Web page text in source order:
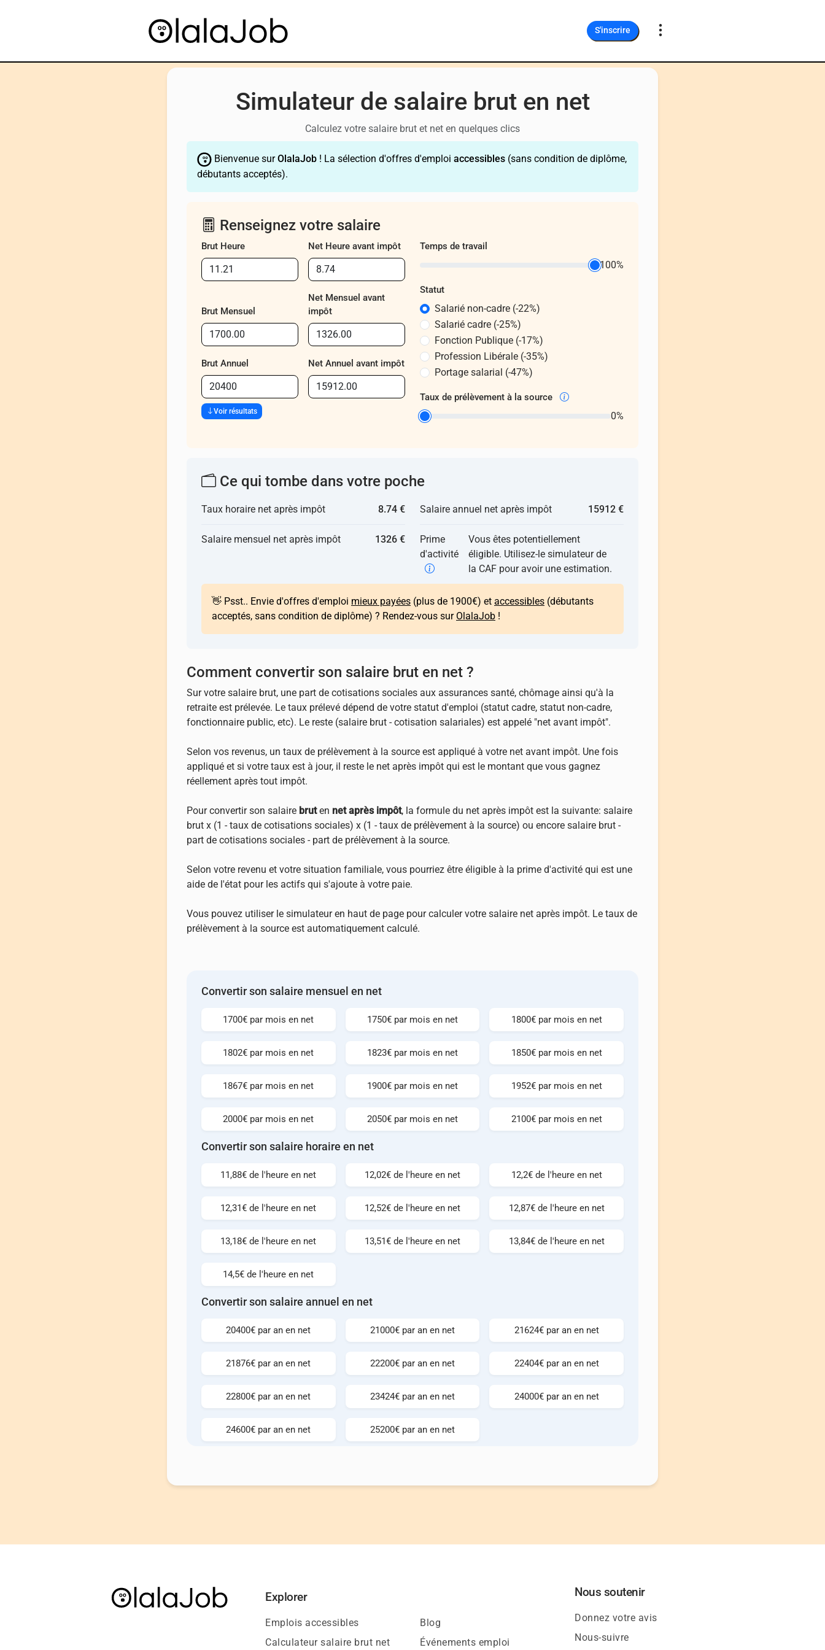
S'inscrire
Simulateur de salaire brut en net
Calculez votre salaire brut et net en quelques clics
Bienvenue surOlalaJob! La sélection d'offres d'emploi accessibles(sans condition de diplôme,
débutants acceptés).
Renseignez votre salaire
Brut Heure Net Heure avant impôt
Brut Mensuel
Net Mensuel avant
impôt
Brut Annuel Net Annuel avant impôt
Voir résultats
Temps de travail
100%
Statut
Salarié non-cadre (-22%)
Salarié cadre (-25%)
Fonction Publique (-17%)
Profession Libérale (-35%)
Portage salarial (-47%)
Taux de prélèvement à la source
0%
Ce qui tombe dans votre poche
Taux horaire net après impôt 8.74 €
Salaire mensuel net après impôt 1326 €
Salaire annuel net après impôt 15912 €
Prime
d'activité
Vous êtes potentiellement
éligible. Utilisez-le simulateur de
la CAF pour avoir une estimation.
👋 Psst.. Envie d'offres d'emploi mieux payées (plus de 1900€) et accessibles (débutants
acceptés, sans condition de diplôme) ? Rendez-vous sur OlalaJob !
Comment convertir son salaire brut en net ?
Sur votre salaire brut, une part de cotisations sociales aux assurances santé, chômage ainsi qu'à la
retraite est prélevée. Le taux prélevé dépend de votre statut d'emploi (statut cadre, statut non-cadre,
fonctionnaire public, etc). Le reste (salaire brut - cotisation salariales) est appelé "net avant impôt".
Selon vos revenus, un taux de prélèvement à la source est appliqué à votre net avant impôt. Une fois
appliqué et si votre taux est à jour, il reste le net après impôt qui est le montant que vous gagnez
réellement après tout impôt.
Pour convertir son salaire bruten net après impôt, la formule du net après impôt est la suivante: salaire
brut x (1 - taux de cotisations sociales) x (1 - taux de prélèvement à la source) ou encore salaire brut -
part de cotisations sociales - part de prélèvement à la source.
Selon votre revenu et votre situation familiale, vous pourriez être éligible à la prime d'activité qui est une
aide de l'état pour les actifs qui s'ajoute à votre paie.
Vous pouvez utiliser le simulateur en haut de page pour calculer votre salaire net après impôt. Le taux de
prélèvement à la source est automatiquement calculé.
Convertir son salaire mensuel en net
1700€ par mois en net 1750€ par mois en net 1800€ par mois en net
1802€ par mois en net 1823€ par mois en net 1850€ par mois en net
1867€ par mois en net 1900€ par mois en net 1952€ par mois en net
2000€ par mois en net 2050€ par mois en net 2100€ par mois en net
Convertir son salaire horaire en net
11,88€ de l'heure en net 12,02€ de l'heure en net 12,2€ de l'heure en net
12,31€ de l'heure en net 12,52€ de l'heure en net 12,87€ de l'heure en net
13,18€ de l'heure en net 13,51€ de l'heure en net 13,84€ de l'heure en net
14,5€ de l'heure en net
Convertir son salaire annuel en net
20400€ par an en net 21000€ par an en net 21624€ par an en net
21876€ par an en net 22200€ par an en net 22404€ par an en net
22800€ par an en net 23424€ par an en net 24000€ par an en net
24600€ par an en net 25200€ par an en net
Explorer
Emplois accessibles
Calculateur salaire brut net
Blog
Événements emploi
Nous soutenir
Donnez votre avis
Nous-suivre